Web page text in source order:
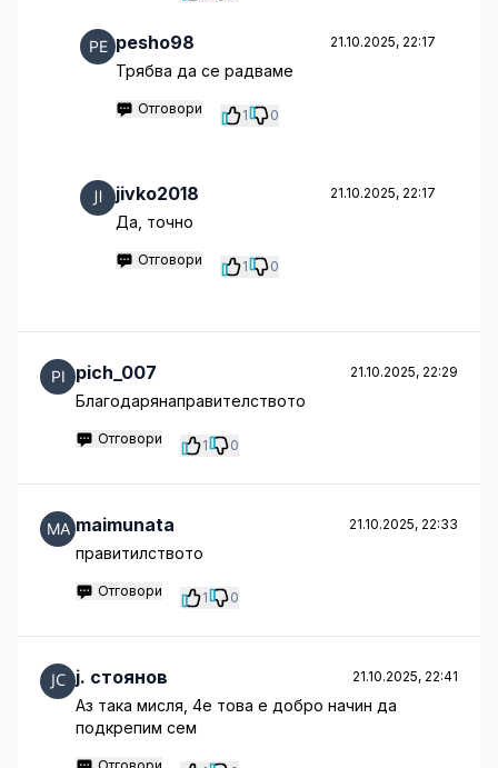
pesho98 21.10.2025, 22:17
Трябва да се радваме
Отговори 1 0
jivko2018 21.10.2025, 22:17
Да, точно
Отговори 1 0
pich_007 21.10.2025, 22:29
Благодарянаправителството
Отговори 1 0
maimunata 21.10.2025, 22:33
правитилството
Отговори 1 0
j. стоянов 21.10.2025, 22:41
Аз така мисля, 4е това е добро начин да
подкрепим сем